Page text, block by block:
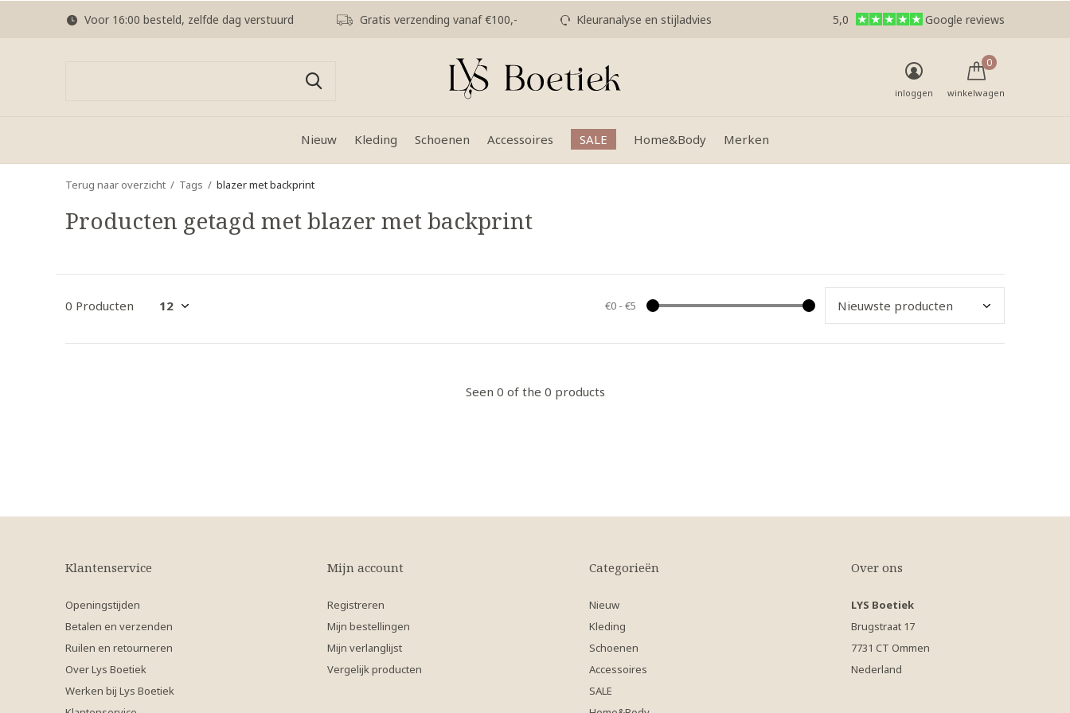
Nieuw Kleding Schoenen Accessoires SALE Home&Body Merken
inloggen winkelwagen
0
Voor 16:00 besteld, zelfde dag verstuurd Gratis verzending vanaf €100,- Kleuranalyse en stijladvies 5,0 Google reviews
Terug naar overzicht Tags blazer met backprint
Producten getagd met blazer met backprint
0 Producten €0- €5
Seen 0 of the 0 products
Klantenservice
Openingstijden
Betalen en verzenden
Ruilen en retourneren
Over Lys Boetiek
Werken bij Lys Boetiek
Mijn account
Registreren
Mijn bestellingen
Mijn verlanglijst
Vergelijk producten
Categorieën
Nieuw
Kleding
Schoenen
Accessoires
SALE
Over ons
LYS Boetiek
Brugstraat 17
7731 CT Ommen
Nederland